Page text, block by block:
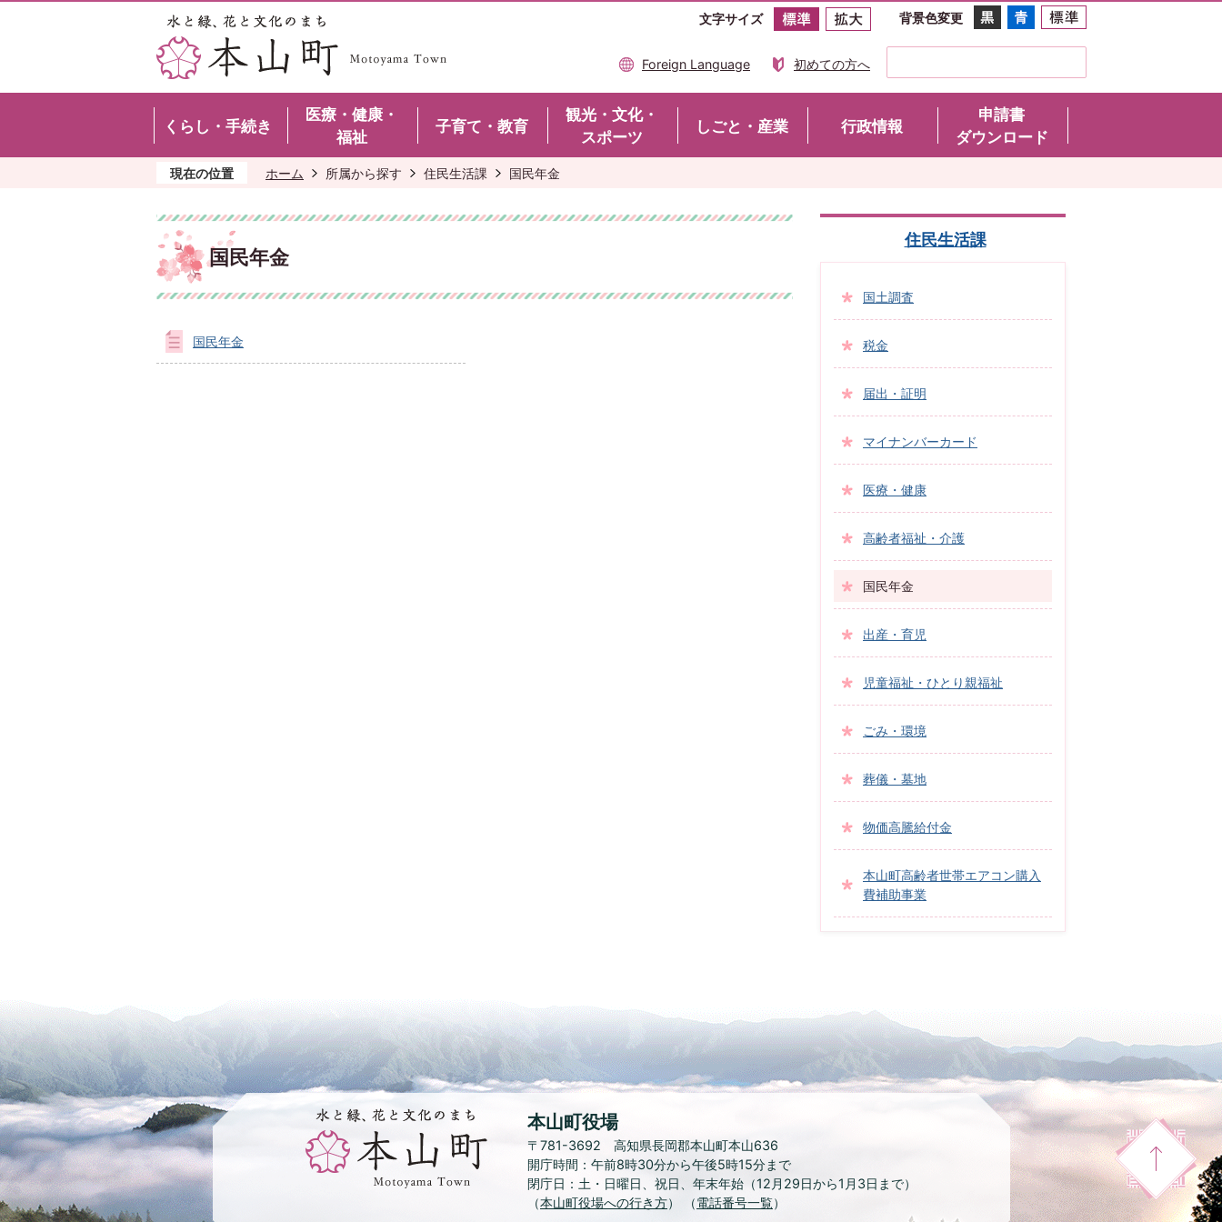
文字サイズ 背景色変更
Foreign Language 初めての方へ
くらし・手続き
医療・健康・
福祉
子育て・教育
観光・文化・
スポーツ
しごと・産業 行政情報
申請書
ダウンロード
現在の位置 ホーム 所属から探す 住民生活課 国民年金
国民年金
国民年金
住民生活課
国土調査
税金
届出・証明
マイナンバーカード
医療・健康
高齢者福祉・介護
国民年金
出産・育児
児童福祉・ひとり親福祉
ごみ・環境
葬儀・墓地
物価高騰給付金
本山町高齢者世帯エアコン購入
費補助事業
水
と
緑、
花
と
文
本山町役場
〒781-3692 高知県長岡郡本山町本山636
開庁時間：午前8時30分から午後5時15分まで
閉庁日：土・日曜日、祝日
年末年始（12月29日から1月3日まで）
（本山町役場への行き方） （電話番号一覧）